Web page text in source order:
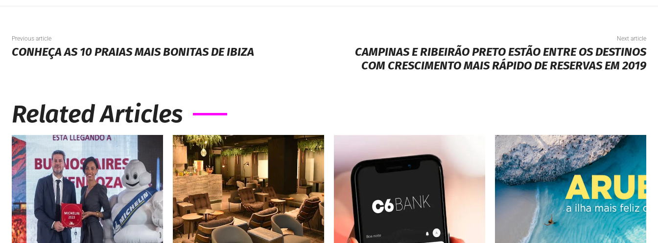
Previous article
CONHEÇA AS 10 PRAIAS MAIS BONITAS DE IBIZA
Next article
CAMPINAS E RIBEIRÃO PRETO ESTÃO ENTRE OS DESTINOS
COM CRESCIMENTO MAIS RÁPIDO DE RESERVAS EM 2019
Related Articles